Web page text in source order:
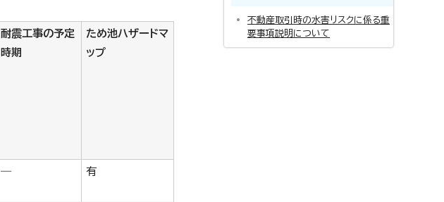
耐震工事の予定
時期
ため池ハザードマ
ップ
― 有
不動産取引時の水害リスクに係る重
要事項説明について